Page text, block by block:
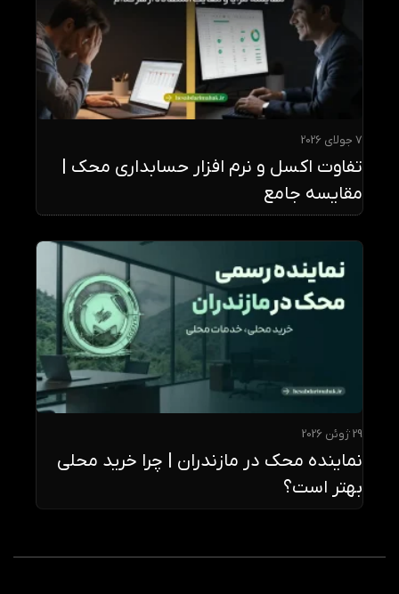
7 جولای 2026
تفاوت اکسل و نرم افزار حسابداری محک |
مقایسه جامع
29 ژوئن 2026
نماینده محک در مازندران | چرا خرید محلی
بهتر است؟